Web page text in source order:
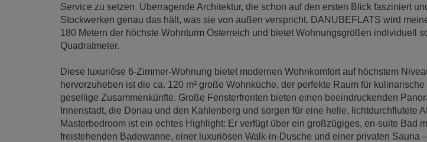
Service zu setzen. Überragende Architektur, die schon auf den ersten Blick fasziniert
Stockwerken genau das hält, was sie von außen verspricht. DANUBEFLATS wird
180 Metern der höchste Wohnturm Österreich und bietet Wohnungsgrößen individuell
Quadratmeter.
Diese luxuriöse 6-Zimmer-Wohnung bietet modernen Wohnkomfort auf höchstem
hervorzuheben ist die ca. 120 m² große Wohnküche, der perfekte Raum für
gesellige Zusammenkünfte. Große Fensterfronten bieten einen beeindruckenden
Innenstadt, die Donau und den Kahlenberg und sorgen für eine helle, lichtdurchflutete
Masterbedroom ist ein echtes Highlight: Er verfügt über ein großzügiges, en-suite Bad
freistehenden Badewanne, einer luxuriösen Walk-in-Dusche und einer privaten Sauna